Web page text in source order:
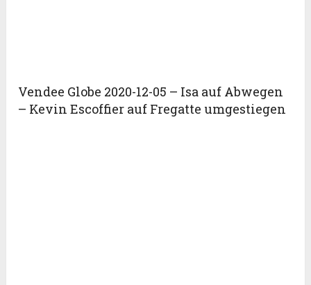
Vendee Globe 2020-12-05 – Isa auf Abwegen
– Kevin Escoffier auf Fregatte umgestiegen